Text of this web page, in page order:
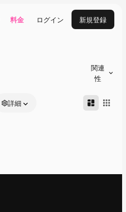
料金 ログイン 新規登録
関連
性
詳細